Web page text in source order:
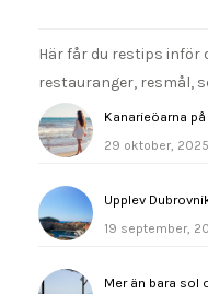
Här får du restips inför
restauranger, resmål,
Kanarieöarna
29 oktober,
Upplev
19 september,
Mer än bara sol